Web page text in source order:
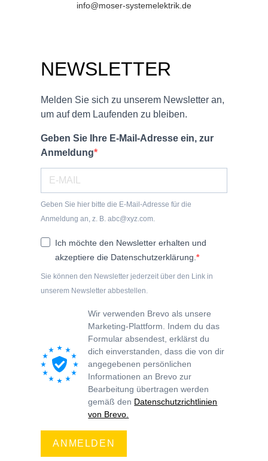
info@moser-systemelektrik.de
NEWSLETTER
Melden Sie sich zu unserem Newsletter an,
um auf dem Laufenden zu bleiben.
Geben Sie Ihre E-Mail-Adresse ein, zur
Anmeldung
Geben Sie hier bitte die E-Mail-Adresse für die
Anmeldung an, z. B. abc@xyz.com.
Ich möchte den Newsletter erhalten und
akzeptiere die Datenschutzerklärung.
Sie können den Newsletter jederzeit über den Link in
unserem Newsletter abbestellen.
Wir verwenden Brevo als unsere
Marketing-Plattform. Indem du das
Formular absendest, erklärst du
dich einverstanden, dass die von dir
angegebenen persönlichen
Informationen an Brevo zur
Bearbeitung übertragen werden
gemäß den Datenschutzrichtlinien
von Brevo.
ANMELDEN